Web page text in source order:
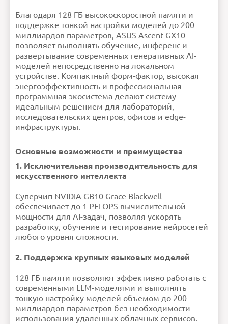
Благодаря 128 ГБ высокоскоростной памяти и
поддержке тонкой настройки моделей до 200
миллиардов параметров, ASUS Ascent GX10
позволяет выполнять обучение, инференс и
развертывание современных генеративных AI-
моделей непосредственно на локальном
устройстве. Компактный форм-фактор, высокая
энергоэффективность и профессиональная
программная экосистема делают систему
идеальным решением для лабораторий,
исследовательских центров, офисов и edge-
инфраструктуры.
Основные возможности и преимущества
1. Исключительная производительность для
искусственного интеллекта
Суперчип NVIDIA GB10 Grace Blackwell
обеспечивает до 1 PFLOPS вычислительной
мощности для AI-задач, позволяя ускорять
разработку, обучение и тестирование нейросетей
любого уровня сложности.
2. Поддержка крупных языковых моделей
128 ГБ памяти позволяют эффективно работать с
современными LLM-моделями и выполнять
тонкую настройку моделей объемом до 200
миллиардов параметров без необходимости
использования удаленных облачных сервисов.